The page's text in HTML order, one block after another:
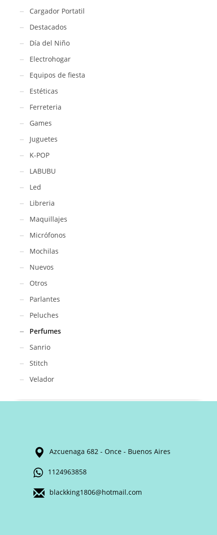
Cargador Portatil
Destacados
Día del Niño
Electrohogar
Equipos de fiesta
Estéticas
Ferreteria
Games
Juguetes
K-POP
LABUBU
Led
Libreria
Maquillajes
Micrófonos
Mochilas
Nuevos
Otros
Parlantes
Peluches
Perfumes
Sanrio
Stitch
Velador
Azcuenaga 682 - Once - Buenos Aires
1124963858
blackking1806@hotmail.com